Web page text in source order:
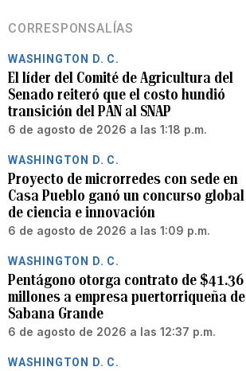
CORRESPONSALÍAS
WASHINGTON D. C.
El líder del Comité de Agricultura del
Senado reiteró que el costo hundió
transición del PAN al SNAP
6 de agosto de 2026 a las 1:18 p.m.
WASHINGTON D. C.
Proyecto de microrredes con sede en
Casa Pueblo ganó un concurso global
de ciencia e innovación
6 de agosto de 2026 a las 1:09 p.m.
WASHINGTON D. C.
Pentágono otorga contrato de $41.36
millones a empresa puertorriqueña de
Sabana Grande
6 de agosto de 2026 a las 12:37 p.m.
WASHINGTON D. C.